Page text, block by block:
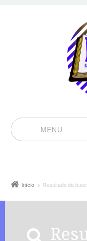
MENU
Início Resultado da
Resultado da